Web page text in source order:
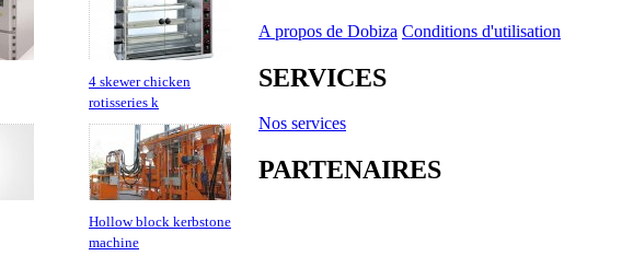
4 skewer chicken
rotisseries k
Hollow block kerbstone
machine
A propos de Dobiza Conditions d'utilisation
SERVICES
Nos services
PARTENAIRES